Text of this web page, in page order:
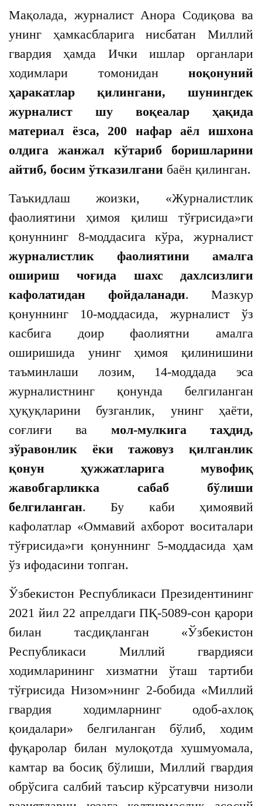
Мақолада, журналист Анора Содиқова ва
унинг ҳамкасбларига нисбатан Миллий
гвардия ҳамда Ички ишлар органлари
ходимлари томонидан ноқонуний
ҳаракатлар қилингани, шунингдек
журналист шу воқеалар ҳақида
материал ёзса, 200 нафар аёл ишхона
олдига жанжал кўтариб боришларини
айтиб, босим ўтказилгани баён қилинган.
Таъкидлаш жоизки, «Журналистлик
фаолиятини ҳимоя қилиш тўғрисида»ги
қонуннинг 8-моддасига кўра, журналист
журналистлик фаолиятини амалга
ошириш чоғида шахс дахлсизлиги
кафолатидан фойдаланади. Мазкур
қонуннинг 10-моддасида, журналист ўз
касбига доир фаолиятни амалга
оширишида унинг ҳимоя қилинишини
таъминлаши лозим, 14-моддада эса
журналистнинг қонунда белгиланган
ҳуқуқларини бузганлик, унинг ҳаёти,
соғлиғи ва мол-мулкига таҳдид,
зўравонлик ёки тажовуз қилганлик
қонун ҳужжатларига мувофиқ
жавобгарликка сабаб бўлиши
белгиланган. Бу каби ҳимоявий
кафолатлар «Оммавий ахборот воситалари
тўғрисида»ги қонуннинг 5-моддасида ҳам
ўз ифодасини топган.
Ўзбекистон Республикаси Президентининг
2021 йил 22 апрелдаги ПҚ-5089-сон қарори
билан тасдиқланган «Ўзбекистон
Республикаси Миллий гвардияси
ходимларининг хизматни ўташ тартиби
тўғрисида Низом»нинг 2-бобида «Миллий
гвардия ходимларнинг одоб-ахлоқ
қоидалари» белгиланган бўлиб, ходим
фуқаролар билан мулоқотда хушмуомала,
камтар ва босиқ бўлиши, Миллий гвардия
обрўсига салбий таъсир кўрсатувчи низоли